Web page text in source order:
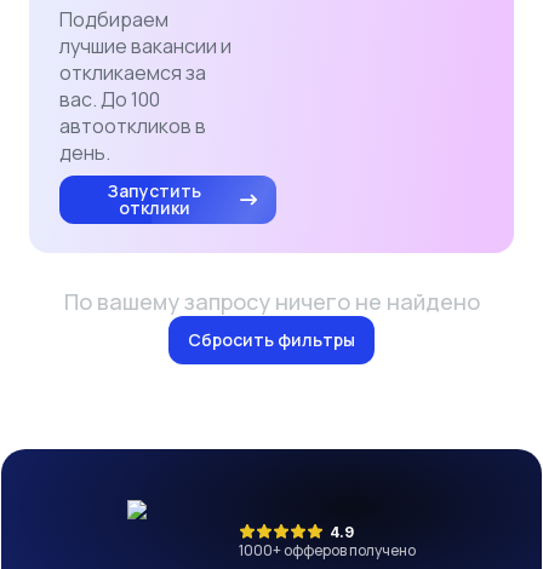
Подбираем
лучшие вакансии и
откликаемся за
вас. До 100
автооткликов в
день.
Запустить
отклики
По вашему запросу ничего не найдено
Сбросить фильтры
4.9
1000+ офферов получено